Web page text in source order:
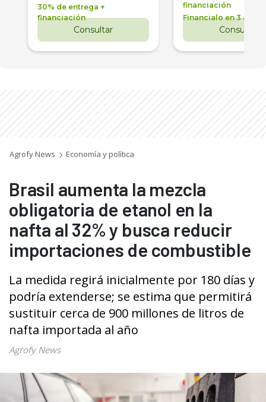
30% de entrega +
financiación
Consultar
financiación
Financialo en 3 años
Consultar
Agrofy News Economía y política
Brasil aumenta la mezcla
obligatoria de etanol en la
nafta al 32% y busca reducir
importaciones de combustible
La medida regirá inicialmente por 180 días y
podría extenderse; se estima que permitirá
sustituir cerca de 900 millones de litros de
nafta importada al año
Agrofy News